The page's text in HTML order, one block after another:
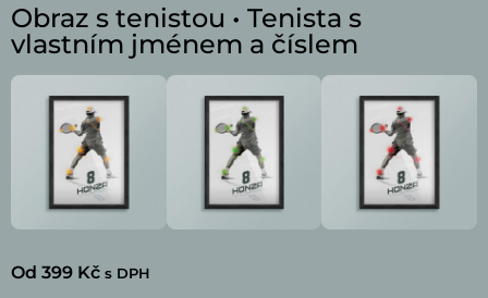
Obraz s tenistou • Tenista s
vlastním jménem a číslem
Od 399 Kč s DPH